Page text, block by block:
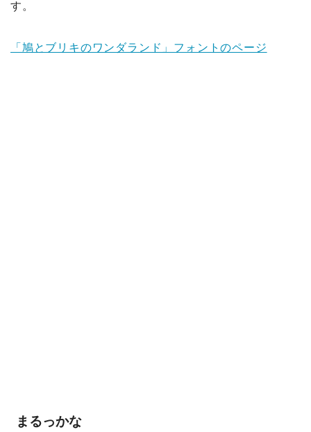
す。
「鳩とブリキのワンダランド」フォントのページ
まるっかな